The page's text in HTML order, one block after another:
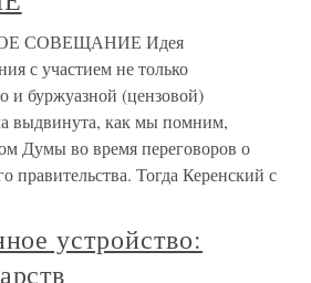
СОВЕЩАНИЕ Идея
с участием не только
и буржуазной (цензовой)
выдвинута, как мы помним,
Думы во время переговоров о
правительства. Тогда Керенский с
устройство: